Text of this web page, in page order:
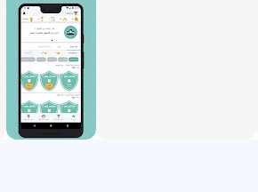
transformamos os materiais de estudo
exames e perguntas online, através
pode medir seu nível em um instante,
elaborados por um grupo de
professores ilustres, para testar o
entender as informações para o aluno,